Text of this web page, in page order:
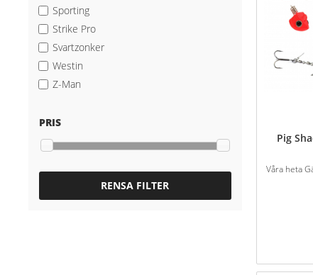
Sporting
Strike Pro
Svartzonker
Westin
Z-Man
PRIS
RENSA FILTER
Pig
Våra heta